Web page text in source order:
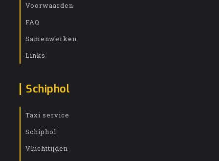
Voorwaarden
FAQ
Samenwerken
Links
Schiphol
Taxi service
Schiphol
Vluchttijden